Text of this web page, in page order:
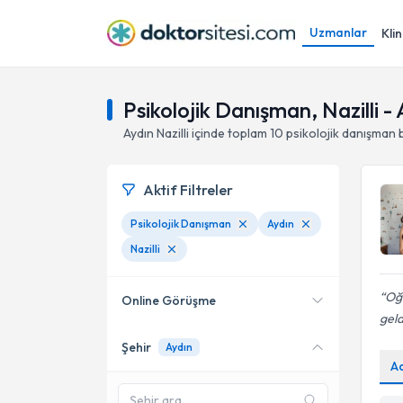
Uzmanlar
Psikolojik Danışman, Nazilli -
Aydın Nazilli içinde toplam 10 psikolojik danışman
Aktif Filtreler
Psikolojik Danışman
Aydın
Nazilli
Online Görüşme
Online danışmanlık sunan
Şehir Aydın